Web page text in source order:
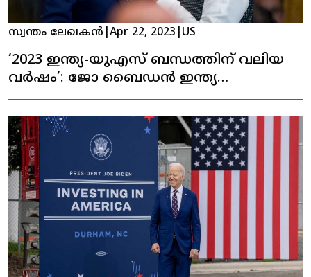
സ്വന്തം ലേഖകൻ Apr 22, 2023 US
‘2023 ഇന്ത്യ-യുഎസ് ബന്ധത്തിന് വലിയ
വർഷം’: ജോ ബൈഡൻ ഇന്ത്യ
സന്ദർശിച്ചേക്കും